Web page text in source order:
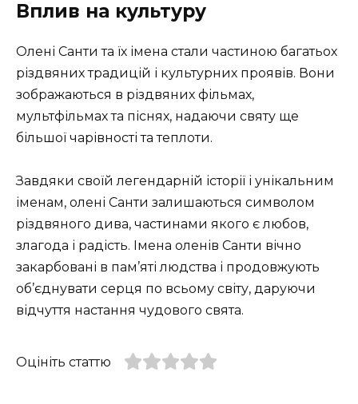
Вплив на культуру
Олені Санти та їх імена стали частиною багатьох
різдвяних традицій і культурних проявів. Вони
зображаються в різдвяних фільмах,
мультфільмах та піснях, надаючи святу ще
більшої чарівності та теплоти.
Завдяки своїй легендарній історії і унікальним
іменам, олені Санти залишаються символом
різдвяного дива, частинами якого є любов,
злагода і радість. Імена оленів Санти вічно
закарбовані в пам’яті людства і продовжують
об’єднувати серця по всьому світу, даруючи
відчуття настання чудового свята.
Оцініть статтю